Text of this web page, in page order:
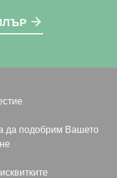
да подобрим Вашето